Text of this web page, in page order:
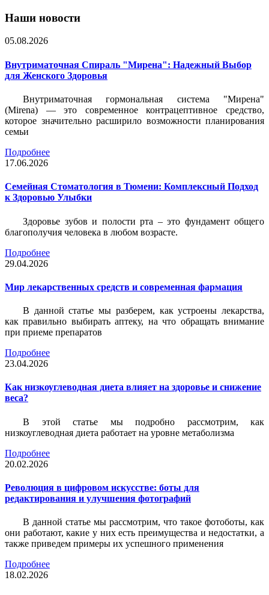
Наши новости
05.08.2026
Внутриматочная Спираль "Мирена": Надежный Выбор
для Женского Здоровья
Внутриматочная гормональная система "Мирена"
(Mirena) — это современное контрацептивное средство,
которое значительно расширило возможности планирования
семьи
Подробнее
17.06.2026
Семейная Стоматология в Тюмени: Комплексный Подход
к Здоровью Улыбки
Здоровье зубов и полости рта – это фундамент общего
благополучия человека в любом возрасте.
Подробнее
29.04.2026
Мир лекарственных средств и современная фармация
В данной статье мы разберем, как устроены лекарства,
как правильно выбирать аптеку, на что обращать внимание
при приеме препаратов
Подробнее
23.04.2026
Как низкоуглеводная диета влияет на здоровье и снижение
веса?
В этой статье мы подробно рассмотрим, как
низкоуглеводная диета работает на уровне метаболизма
Подробнее
20.02.2026
Революция в цифровом искусстве: боты для
редактирования и улучшения фотографий
В данной статье мы рассмотрим, что такое фотоботы, как
они работают, какие у них есть преимущества и недостатки, а
также приведем примеры их успешного применения
Подробнее
18.02.2026